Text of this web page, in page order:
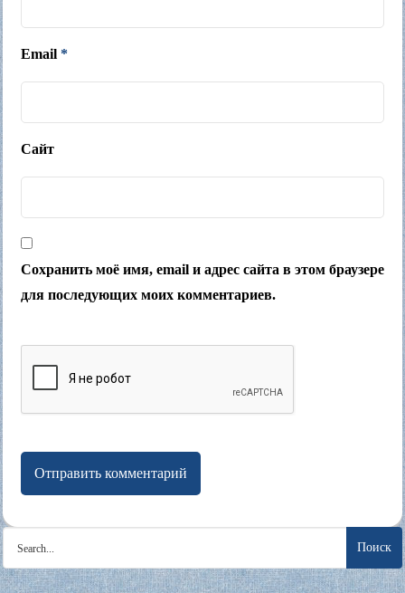
Email *
Сайт
Сохранить моё имя, email и адрес сайта в этом браузере
для последующих моих комментариев.
Search
for: